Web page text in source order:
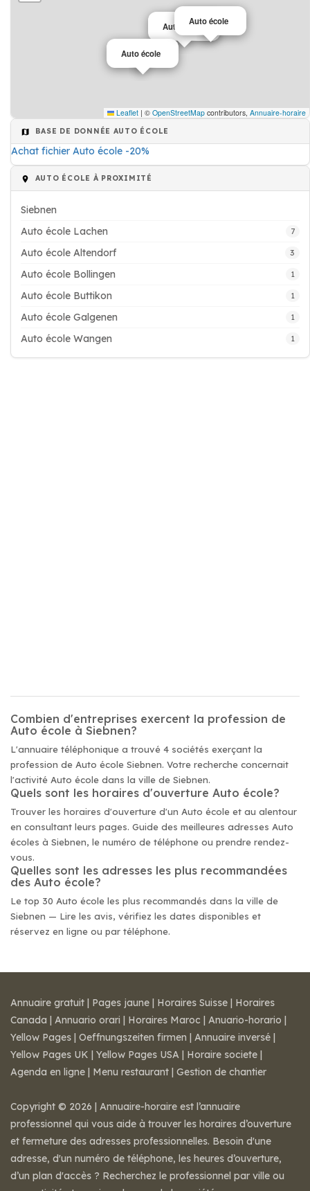
Auto école
Auto école
Auto école
Leaflet | © OpenStreetMap contributors, Annuaire-horaire
BASE DE DONNÉE AUTO ÉCOLE
Achat fichier Auto école -20%
AUTO ÉCOLE À PROXIMITÉ
Siebnen
Auto école Lachen
7
Auto école Altendorf 3
Auto école Bollingen 1
Auto école Buttikon 1
Auto école Galgenen 1
Auto école Wangen 1
Combien d'entreprises exercent la profession de
Auto école à Siebnen?
L'annuaire téléphonique a trouvé 4 sociétés exerçant la
profession de Auto école Siebnen. Votre recherche concernait
l'activité Auto école dans la ville de Siebnen.
Quels sont les horaires d'ouverture Auto école?
Trouver les horaires d'ouverture d'un Auto école et au alentour
en consultant leurs pages. Guide des meilleures adresses Auto
écoles à Siebnen, le numéro de téléphone ou prendre rendez-
vous.
Quelles sont les adresses les plus recommandées
des Auto école?
Le top 30 Auto école les plus recommandés dans la ville de
Siebnen — Lire les avis, vérifiez les dates disponibles et
réservez en ligne ou par téléphone.
Annuaire gratuit | Pages jaune | Horaires Suisse | Horaires
Canada | Annuario orari | Horaires Maroc | Anuario-horario |
Yellow Pages | Oeffnungszeiten firmen | Annuaire inversé |
Yellow Pages UK | Yellow Pages USA | Horaire societe |
Agenda en ligne | Menu restaurant | Gestion de chantier
Copyright © 2026 | Annuaire-horaire est l’annuaire
professionnel qui vous aide à trouver les horaires d’ouverture
et fermeture des adresses professionnelles. Besoin d'une
adresse, d'un numéro de téléphone, les heures d’ouverture,
d’un plan d'accès ? Recherchez le professionnel par ville ou